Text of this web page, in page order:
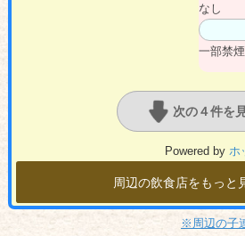
なし
一部禁煙
次の４件を
Powered byホ
周辺の飲食店をもっ
※周辺の子